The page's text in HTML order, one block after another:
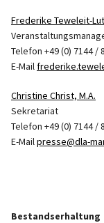
Frederike Teweleit-
Telefon +49 (0) 7144 /
E-Mail
Christine Christ, M.A.
Sekretariat
Telefon +49 (0) 7144 /
E-Mailpresse@dla-
Bestandserhaltung